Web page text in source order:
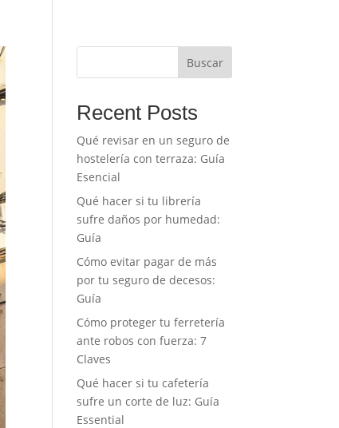
Buscar
Recent Posts
Qué revisar en un seguro de
hostelería con terraza: Guía
Esencial
Qué hacer si tu librería
sufre daños por humedad:
Guía
Cómo evitar pagar de más
por tu seguro de decesos:
Guía
Cómo proteger tu ferretería
ante robos con fuerza: 7
Claves
Qué hacer si tu cafetería
sufre un corte de luz: Guía
Essential